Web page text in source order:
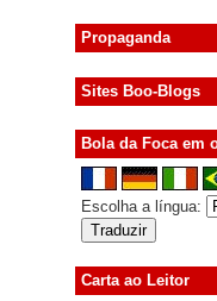
Propaganda
Sites Boo-Blogs
Bola da Foca em
Escolha a língua:
Carta ao Leitor